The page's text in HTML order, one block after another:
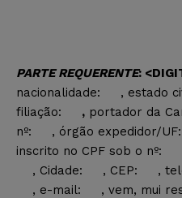
PARTE REQUERENTE:
nacionalidade:
, estado
filiação:
, portador da
nº:
, órgão expedidor/UF:
inscrito no CPF sob o nº:
, Cidade:
, CEP: ,
, e-mail:
, vem, mui